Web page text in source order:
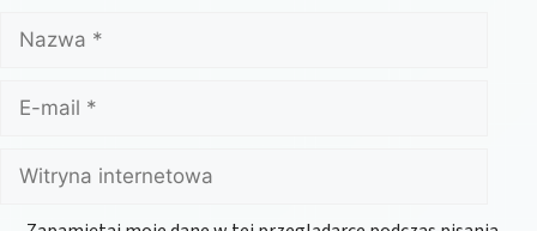
Nazwa
mail
Witryna
internetowa